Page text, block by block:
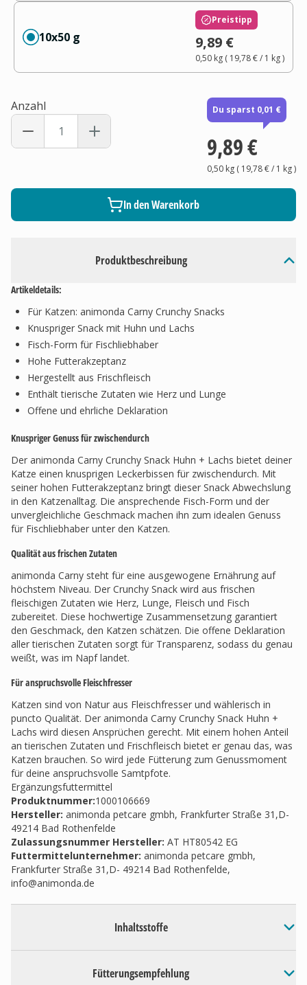
Produktbeschreibung
Artikeldetails:
Für Katzen: animonda Carny Crunchy Snacks
Knuspriger Snack mit Huhn und Lachs
Fisch-Form für Fischliebhaber
Hohe Futterakzeptanz
Hergestellt aus Frischfleisch
Enthält tierische Zutaten wie Herz und Lunge
Offene und ehrliche Deklaration
Knuspriger Genuss für zwischendurch
Der animonda Carny Crunchy Snack Huhn + Lachs bietet deiner
Katze einen knusprigen Leckerbissen für zwischendurch. Mit
seiner hohen Futterakzeptanz bringt dieser Snack Abwechslung
in den Katzenalltag. Die ansprechende Fisch-Form und der
unvergleichliche Geschmack machen ihn zum idealen Genuss
für Fischliebhaber unter den Katzen.
Qualität aus frischen Zutaten
animonda Carny steht für eine ausgewogene Ernährung auf
höchstem Niveau. Der Crunchy Snack wird aus frischen
fleischigen Zutaten wie Herz, Lunge, Fleisch und Fisch
zubereitet. Diese hochwertige Zusammensetzung garantiert
den Geschmack, den Katzen schätzen. Die offene Deklaration
aller tierischen Zutaten sorgt für Transparenz, sodass du genau
weißt, was im Napf landet.
Für anspruchsvolle Fleischfresser
Katzen sind von Natur aus Fleischfresser und wählerisch in
puncto Qualität. Der animonda Carny Crunchy Snack Huhn +
Lachs wird diesen Ansprüchen gerecht. Mit einem hohen Anteil
an tierischen Zutaten und Frischfleisch bietet er genau das, was
Katzen brauchen. So wird jede Fütterung zum Genussmoment
für deine anspruchsvolle Samtpfote.
Ergänzungsfuttermittel
Produktnummer:1000106669
Hersteller: animonda petcare gmbh, Frankfurter Straße 31,D-
49214 Bad Rothenfelde
Zulassungsnummer Hersteller: AT HT80542 EG
Futtermittelunternehmer: animonda petcare gmbh,
Frankfurter Straße 31,D- 49214 Bad Rothenfelde,
info@animonda.de
Inhaltsstoffe
Fütterungsempfehlung
10x50 g
Preistipp
9,89 €
0,50 kg( 19,78 €/ 1 kg)
Anzahl Du sparst 0,01 €
9,89 €
0,50 kg( 19,78 €/ 1 kg)
In den Warenkorb